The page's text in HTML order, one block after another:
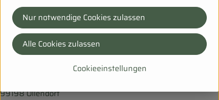
Bei Fragen helfen wir Dir gerne weiter!
99198 Ollendorf
Cookieeinstellungen
Nur notwendige Cookies zulassen
Alle Cookies zulassen